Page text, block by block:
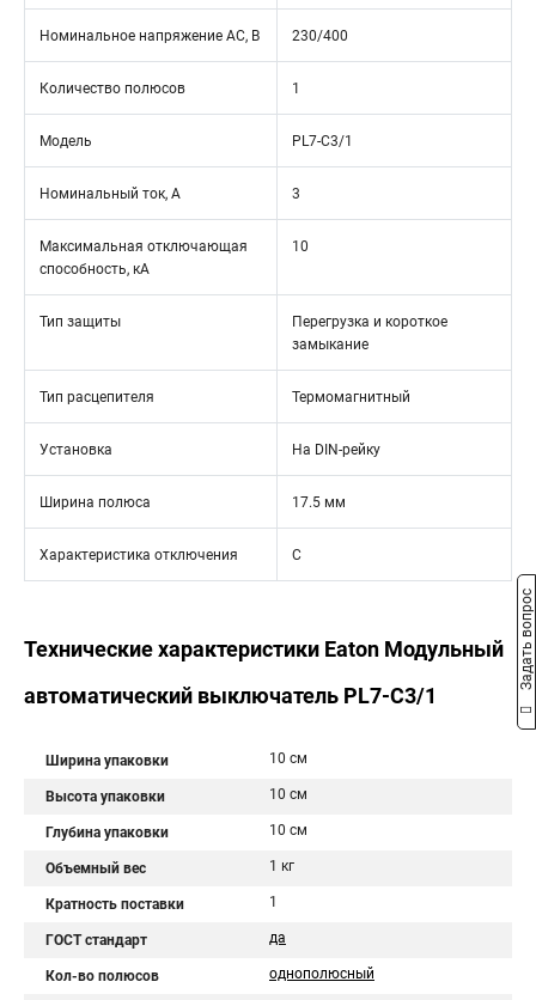
Номинальное напряжение АС, В 230/400
Количество полюсов 1
Модель PL7-C3/1
Номинальный ток, А 3
Максимальная отключающая
способность, кА
10
Тип защиты
Перегрузка и короткое
замыкание
Тип расцепителя Термомагнитный
Установка На DIN-рейку
Ширина полюса 17.5 мм
Характеристика отключения C
Технические характеристики Eaton Модульный
автоматический выключатель PL7-C3/1
Ширина упаковки 10 см
Высота упаковки 10 см
Глубина упаковки 10 см
Объемный вес 1 кг
Кратность поставки 1
ГОСТ стандарт да
Кол-во полюсов однополюсный
Задать вопрос